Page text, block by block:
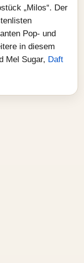
„Milos“. Der
Pop- und
in diesem
Mel Sugar, Daft